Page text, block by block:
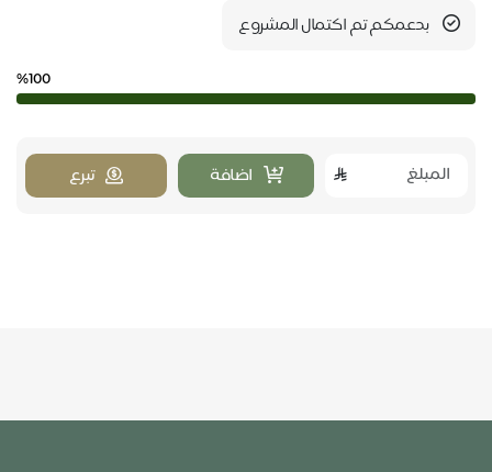
بدعمكم تم اكتمال المشروع
%100
اضافة تبرع